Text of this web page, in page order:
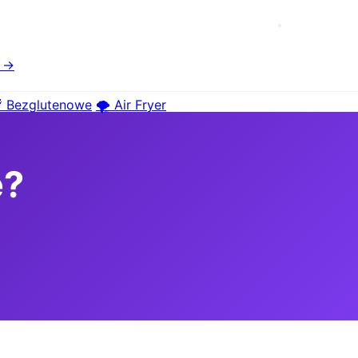
→
Bezglutenowe 🌪️ Air Fryer